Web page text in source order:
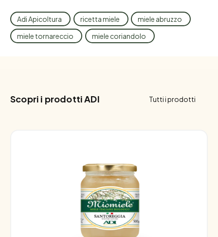
Adi Apicoltura ricetta miele
miele abruzzo
miele tornareccio
miele coriandolo
Scopri i prodotti ADI Tutti i prodotti